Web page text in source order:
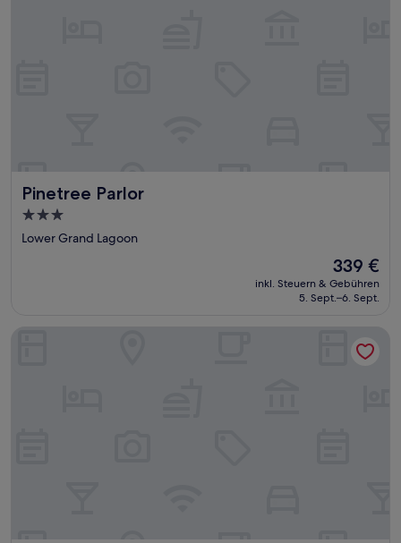
Pinetree Parlor
Pinetree Parlor
3.0-
Sterne-
Lower Grand Lagoon
Der
Preis
beträgt
339 €
inkl. Steuern & Gebühren
5. Sept.–6. Sept.
St. Thomas Square